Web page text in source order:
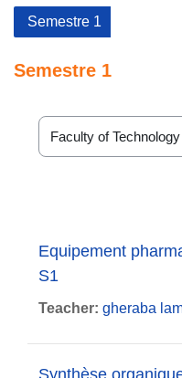
Semestre 1
Semestre 1
Course categories
Equipement
S1
Teacher: gheraba